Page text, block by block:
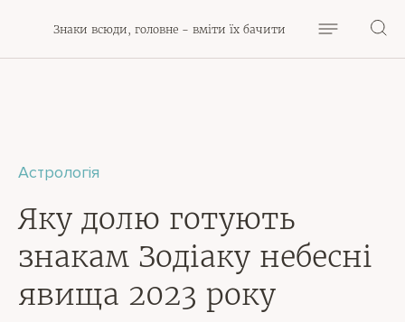
Знаки всюди, головне - вміти їх бачити
Астрологія
Яку долю готують
знакам Зодіаку небесні
явища 2023 року